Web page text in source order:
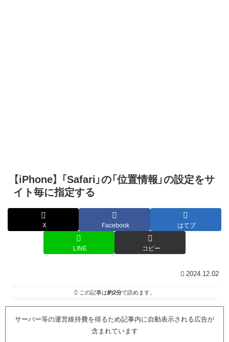
【iPhone】 「Safari」の「位置情報」の設定をサ
イト毎に指定する
X Facebook はてブ
LINE コピー
2024.12.02
この記事は約2分で読めます。
サーバー等の運営維持費を得るため記事内に自動表示される広告が
含まれています